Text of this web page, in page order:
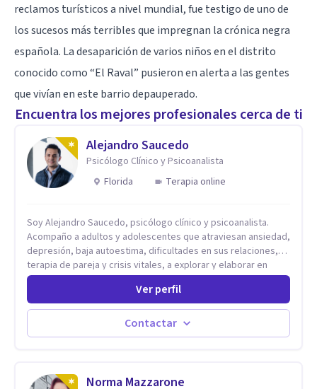
reclamos turísticos a nivel mundial, fue testigo de uno de
los sucesos más terribles que impregnan la crónica negra
española. La desaparición de varios niños en el distrito
conocido como “El Raval” pusieron en alerta a las gentes
que vivían en este barrio depauperado.
Encuentra los mejores profesionales cerca de ti
Alejandro Saucedo
Psicólogo Clínico y Psicoanalista
Florida
Terapia online
Soy Alejandro Saucedo, psicólogo clínico y psicoanalista.
Acompaño a adultos y adolescentes que atraviesan ansiedad,
depresión, baja autoestima, dificultades en sus relaciones,
terapia de pareja y crisis vitales, a explorar y elaborar en
profundidad los conflictos internos que generan malestar en
autoconocimiento y análisis, es posible acceder a las
historias personales, elaborar las experiencias del pasado y
resignificarlas, liberando su influencia para construir un futuro
esta conversación abierta y del trabajo analítico conjunto, se
Ver perfil
Contactar
Norma Mazzarone